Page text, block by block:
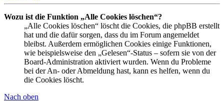
Wozu ist die Funktion „Alle Cookies löschen“?
„Alle Cookies löschen“ löscht die Cookies, die phpBB erstellt
hat und die dafür sorgen, dass du im Forum angemeldet
bleibst. Außerdem ermöglichen Cookies einige Funktionen,
wie beispielsweise den „Gelesen“-Status – sofern sie von der
Board-Administration aktiviert wurden. Wenn du Probleme
bei der An- oder Abmeldung hast, kann es helfen, wenn du
die Cookies löscht.
Nach oben